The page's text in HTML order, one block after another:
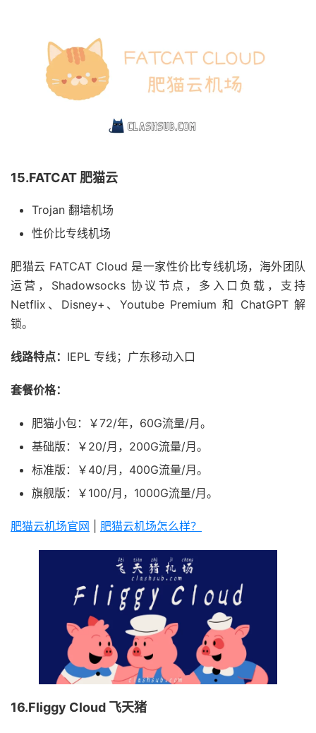
15.FATCAT 肥猫云
Trojan 翻墙机场
性价比专线机场
肥猫云 FATCAT Cloud 是一家性价比专线机场，海外团队
运营，Shadowsocks 协议节点，多入口负载，支持
Netflix、Disney+、Youtube Premium 和 ChatGPT 解
锁。
线路特点： IEPL 专线；广东移动入口
套餐价格：
肥猫小包：￥72/年，60G流量/月。
基础版：￥20/月，200G流量/月。
标准版：￥40/月，400G流量/月。
旗舰版：￥100/月，1000G流量/月。
肥猫云机场官网 肥猫云机场怎么样？
16.Fliggy Cloud 飞天猪